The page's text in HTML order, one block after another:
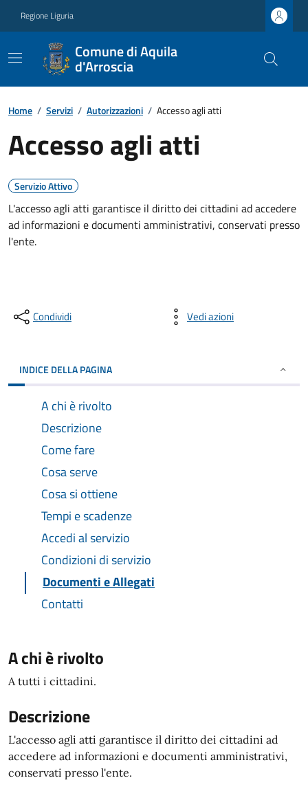
Regione Liguria
Comune di Aquila
d'Arroscia
Home / Servizi / Autorizzazioni / Accesso agli atti
Accesso agli atti
Servizio Attivo
L'accesso agli atti garantisce il diritto dei cittadini ad accedere
ad informazioni e documenti amministrativi, conservati presso
l'ente.
Condividi Vedi azioni
INDICE DELLA PAGINA
A chi è rivolto
Descrizione
Come fare
Cosa serve
Cosa si ottiene
Tempi e scadenze
Accedi al servizio
Condizioni di servizio
Documenti e Allegati
Contatti
A chi è rivolto
A tutti i cittadini.
Descrizione
L'accesso agli atti garantisce il diritto dei cittadini ad
accedere ad informazioni e documenti amministrativi,
conservati presso l'ente.